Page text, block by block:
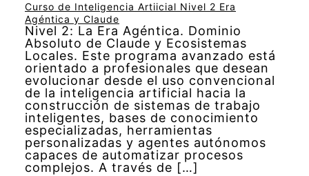
Curso de Inteligencia Artiicial Nivel 2 Era
Agéntica y Claude
Nivel 2: La Era Agéntica. Dominio
Absoluto de Claude y Ecosistemas
Locales. Este programa avanzado está
orientado a profesionales que desean
evolucionar desde el uso convencional
de la inteligencia artificial hacia la
construcción de sistemas de trabajo
inteligentes, bases de conocimiento
especializadas, herramientas
personalizadas y agentes autónomos
capaces de automatizar procesos
complejos. A través de […]